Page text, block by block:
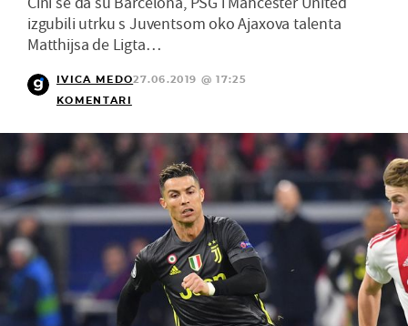
izgubili utrku s Juventsom oko Ajaxova talenta
Matthijsa de Ligta…
IVICA MEDO27.06.2019 @ 17:25
KOMENTARI